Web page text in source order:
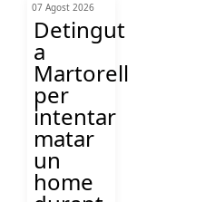
07 Agost 2026
Detingut
a
Martorell
per
intentar
matar
un
home